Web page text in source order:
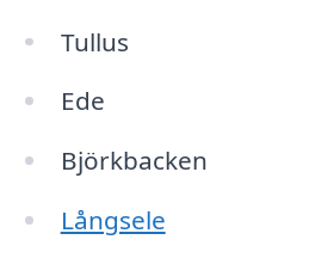
Tullus
Ede
Björkbacken
Långsele